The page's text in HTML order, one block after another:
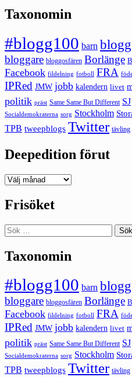
Taxonomin
#blogg100 barn blogg
bloggare bloggosfären Borlänge
Facebook fildelning fotboll FRA
IPRed JMW jobb kalendern livet
politik präst Same Same But Different SJ
Socialdemokraterna sorg Stockholm
TPB tweepblogs Twitter tävling
Deepedition förut
Deepedition
Frisöket
Sök
efter:
Taxonomin
#blogg100 barn blogg
bloggare bloggosfären Borlänge
Facebook fildelning fotboll FRA
IPRed JMW jobb kalendern livet
politik präst Same Same But Different SJ
Socialdemokraterna sorg Stockholm
TPB tweepblogs Twitter tävling